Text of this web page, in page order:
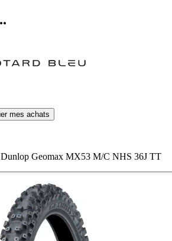
mes achats
Dunlop Geomax MX53 M/C NHS 36J TT